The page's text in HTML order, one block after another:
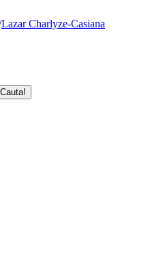
Lazar Charlyze-Casiana